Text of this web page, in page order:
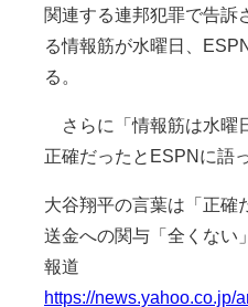
関連する連邦犯罪で告訴
る情報筋が水曜日、
る。
さらに「情報筋は水曜
正確だったとESPNに語
大谷翔平の言葉は「正
送金への関与「全くない
報道
https://news.yahoo.co.jp/